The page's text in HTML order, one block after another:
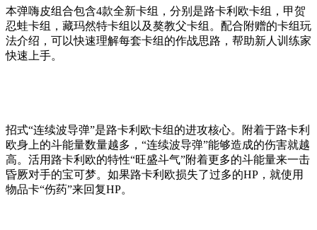
本弹嗨皮组合包含4款全新卡组，分别是路卡利欧卡组，甲贺
忍蛙卡组，藏玛然特卡组以及獒教父卡组。配合附赠的卡组玩
法介绍，可以快速理解每套卡组的作战思路，帮助新人训练家
快速上手。
招式“连续波导弹”是路卡利欧卡组的进攻核心。附着于路卡利
欧身上的斗能量数量越多，“连续波导弹”能够造成的伤害就越
高。活用路卡利欧的特性“旺盛斗气”附着更多的斗能量来一击
昏厥对手的宝可梦。如果路卡利欧损失了过多的HP，就使用
物品卡“伤药”来回复HP。